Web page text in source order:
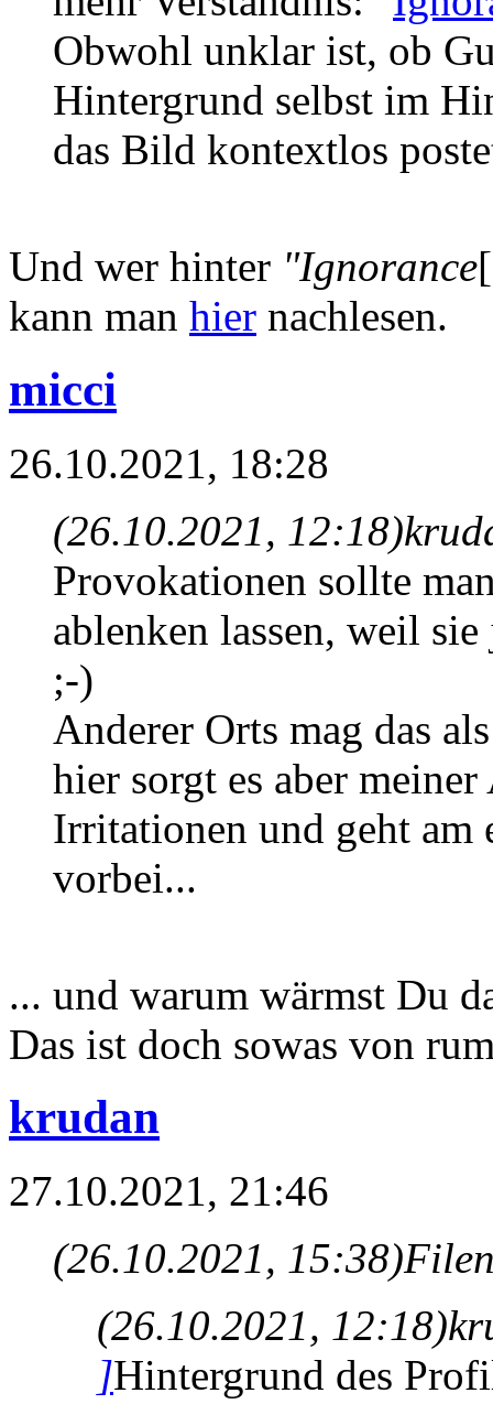
Obwohl unklar ist, ob
Hintergrund selbst im
das Bild kontextlos
Und wer hinter "Ignorance
kann man hier nachlesen.
micci
26.10.2021, 18:28
(26.10.2021, 12:18)
Provokationen sollte
ablenken lassen, weil
;-)
Anderer Orts mag das
hier sorgt es aber
Irritationen und geht am
vorbei...
... und warum wärmst Du
Das ist doch sowas von
krudan
27.10.2021, 21:46
(26.10.2021, 15:38)
(26.10.2021, 12:18)
]Hintergrund des